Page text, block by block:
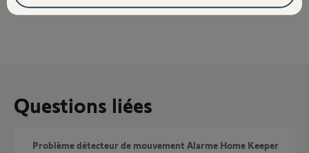
0%des internautes ont trouvé cette réponse utile
Questions liées
Problème détecteur de mouvement Alarme Home Keeper